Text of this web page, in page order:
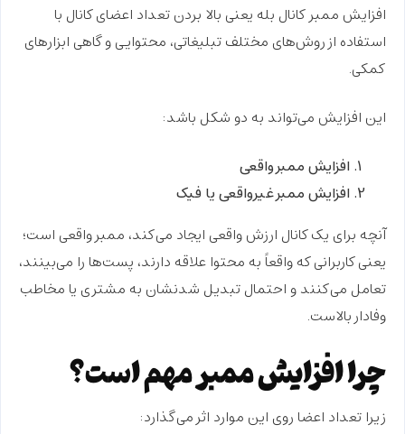
افزایش ممبر کانال بله یعنی بالا بردن تعداد اعضای کانال با
استفاده از روش‌های مختلف تبلیغاتی، محتوایی و گاهی ابزارهای
کمکی.
این افزایش می‌تواند به دو شکل باشد:
افزایش ممبر واقعی
افزایش ممبر غیرواقعی یا فیک
آنچه برای یک کانال ارزش واقعی ایجاد می‌کند، ممبر واقعی است؛
یعنی کاربرانی که واقعاً به محتوا علاقه دارند، پست‌ها را می‌بینند،
تعامل می‌کنند و احتمال تبدیل شدنشان به مشتری یا مخاطب
وفادار بالاست.
چرا افزایش ممبر مهم است؟
زیرا تعداد اعضا روی این موارد اثر می‌گذارد: